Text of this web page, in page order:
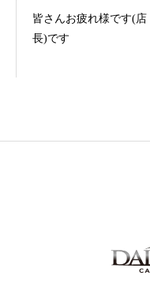
皆さんお疲れ様です(店
長)です